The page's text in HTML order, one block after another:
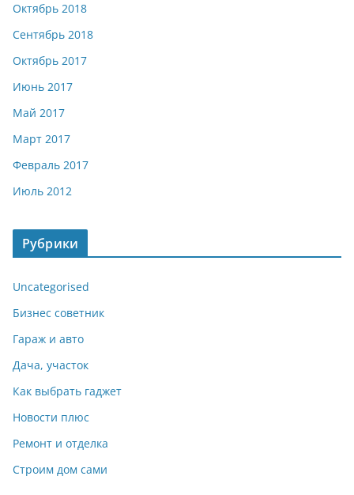
Октябрь 2018
Сентябрь 2018
Октябрь 2017
Июнь 2017
Май 2017
Март 2017
Февраль 2017
Июль 2012
Рубрики
Uncategorised
Бизнес советник
Гараж и авто
Дача, участок
Как выбрать гаджет
Новости плюс
Ремонт и отделка
Строим дом сами